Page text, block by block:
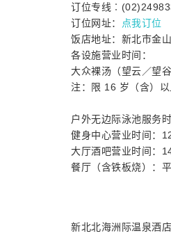
订位专线
订位网址：
点我订位
饭店地址：新北市金
各设施营业时间：
大众裸汤（望云／望
注：限 16 岁（含）以
户外无边际泳池服务
健身中心营业时间：
大厅酒吧营业时间：
餐厅（含铁板烧）：
新北北海洲际温泉酒店